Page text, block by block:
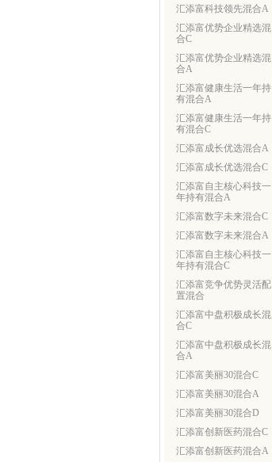
汇添富科技领先混合A
汇添富优势企业精选混
合C
汇添富优势企业精选混
合A
汇添富健康生活一年持
有混合A
汇添富健康生活一年持
有混合C
汇添富成长优选混合A
汇添富成长优选混合C
汇添富自主核心科技一
年持有混合A
汇添富数字未来混合C
汇添富数字未来混合A
汇添富自主核心科技一
年持有混合C
汇添富竞争优势灵活配
置混合
汇添富中盘积极成长混
合C
汇添富中盘积极成长混
合A
汇添富美丽30混合C
汇添富美丽30混合A
汇添富美丽30混合D
汇添富创新医药混合C
汇添富创新医药混合A